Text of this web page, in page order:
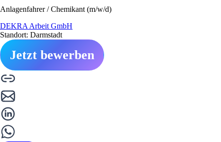
Anlagenfahrer / Chemikant (m/w/d)
DEKRA Arbeit GmbH
Standort: Darmstadt
Jetzt bewerben